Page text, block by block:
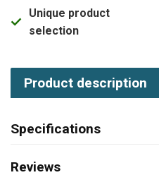
Unique product
selection
Product description
Specifications
Reviews